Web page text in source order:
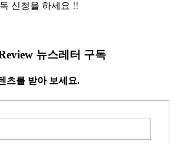
신청을 하세요 !!
뉴스레터 구독
츠를 받아 보세요.